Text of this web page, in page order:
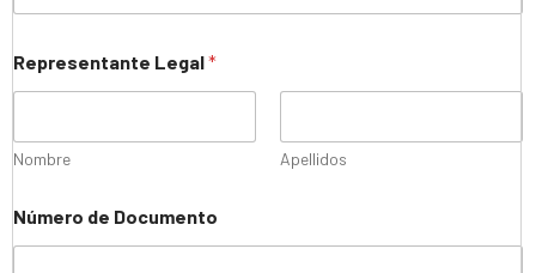
Representante Legal*
Nombre Apellidos
Número de Documento